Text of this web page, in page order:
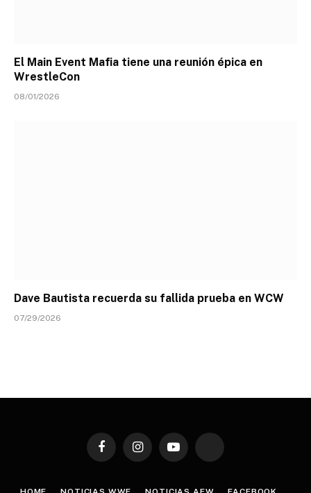
El Main Event Mafia tiene una reunión épica en
WrestleCon
08/01/2026
Dave Bautista recuerda su fallida prueba en WCW
07/29/2026
FacebookInstagramYouTube TikTok